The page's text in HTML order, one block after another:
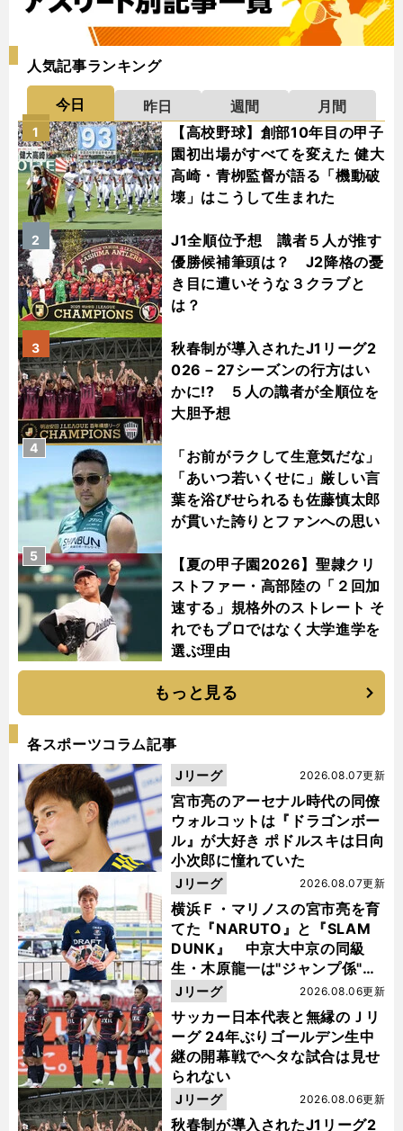
人気記事ランキング
今日 昨日 週間
月間
【高校野球】創部10年目の甲子
園初出場がすべてを変えた 健大
高崎・青栁監督が語る「機動破
壊」はこうして生まれた
1
J1全順位予想 識者５人が推す
優勝候補筆頭は？ J2降格の憂
き目に遭いそうな３クラブと
は？
2
秋春制が導入されたJ1リーグ2
026－27シーズンの行方はい
かに!? ５人の識者が全順位を
大胆予想
3
「お前がラクして生意気だな」
「あいつ若いくせに」厳しい言
葉を浴びせられるも佐藤慎太郎
が貫いた誇りとファンへの思い
4
【夏の甲子園2026】聖隷クリ
ストファー・高部陸の「２回加
速する」規格外のストレート そ
れでもプロではなく大学進学を
選ぶ理由
5
もっと見る
各スポーツコラム記事
宮市亮のアーセナル時代の同僚
ウォルコットは『ドラゴンボー
ル』が大好き ポドルスキは日向
小次郎に憧れていた
2026.08.07更新
Jリーグ
横浜Ｆ・マリノスの宮市亮を育
てた『NARUTO』と『SLAM
DUNK』 中京大中京の同級
生・木原龍一は"ジャンプ係"だ
った
2026.08.07更新
Jリーグ
サッカー日本代表と無縁のＪリ
ーグ 24年ぶりゴールデン生中
継の開幕戦でヘタな試合は見せ
られない
2026.08.06更新
Jリーグ
秋春制が導入されたJ1リーグ2
2026.08.06更新
Jリーグ